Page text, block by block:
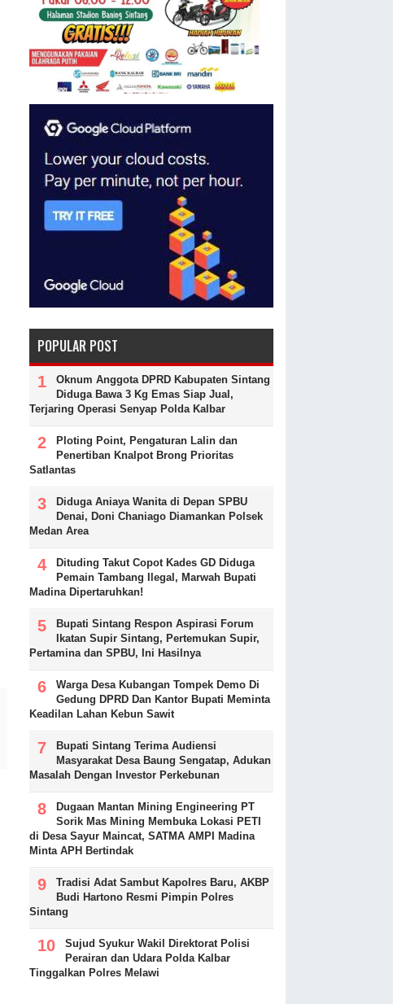
POPULAR POST
Oknum Anggota DPRD Kabupaten Sintang
Diduga Bawa 3 Kg Emas Siap Jual,
Terjaring Operasi Senyap Polda Kalbar
Ploting Point, Pengaturan Lalin dan
Penertiban Knalpot Brong Prioritas
Satlantas
Diduga Aniaya Wanita di Depan SPBU
Denai, Doni Chaniago Diamankan Polsek
Medan Area
Dituding Takut Copot Kades GD Diduga
Pemain Tambang Ilegal, Marwah Bupati
Madina Dipertaruhkan!
Bupati Sintang Respon Aspirasi Forum
Ikatan Supir Sintang, Pertemukan Supir,
Pertamina dan SPBU, Ini Hasilnya
Warga Desa Kubangan Tompek Demo Di
Gedung DPRD Dan Kantor Bupati Meminta
Keadilan Lahan Kebun Sawit
Bupati Sintang Terima Audiensi
Masyarakat Desa Baung Sengatap, Adukan
Masalah Dengan Investor Perkebunan
Dugaan Mantan Mining Engineering PT
Sorik Mas Mining Membuka Lokasi PETI
di Desa Sayur Maincat, SATMA AMPI Madina
Minta APH Bertindak
Tradisi Adat Sambut Kapolres Baru, AKBP
Budi Hartono Resmi Pimpin Polres
Sintang
Sujud Syukur Wakil Direktorat Polisi
Perairan dan Udara Polda Kalbar
Tinggalkan Polres Melawi